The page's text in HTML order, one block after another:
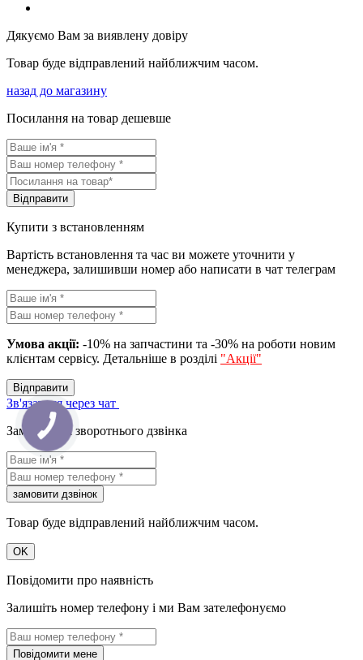
Дякуємо Вам за виявлену довіру
Товар буде відправлений найближчим часом.
назад до магазину
Посилання на товар дешевше
Вiдправити
Купити з встановленням
Вартість встановлення та час ви можете уточнити у
менеджера, залишивши номер або написати в чат телеграм
Умова акції: -10% на запчастини та -30% на роботи новим
клієнтам сервісу. Детальніше в розділі "Акції"
Вiдправити
Зв'язатися через чат
Замовлення зворотнього дзвінка
замовити дзвiнок
Товар буде відправлений найближчим часом.
OK
Повідомити про наявність
Залишіть номер телефону і ми Вам зателефонуємо
Повідомити мене
КНОПКА
ЗВ'ЯЗКУ